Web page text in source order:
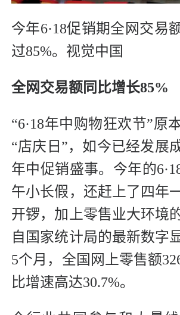
今年6·18促销期全网交易
过85%。视觉中国
全网交易额同比增长85%
“6·18年中购物狂欢节”原
“店庆日”，如今已经发展
年中促销盛事。今年的
午小长假，还赶上了四年
开锣，加上零售业大环
自国家统计局的最新数字
5个月，全国网上零售额
比增速高达30.7%。